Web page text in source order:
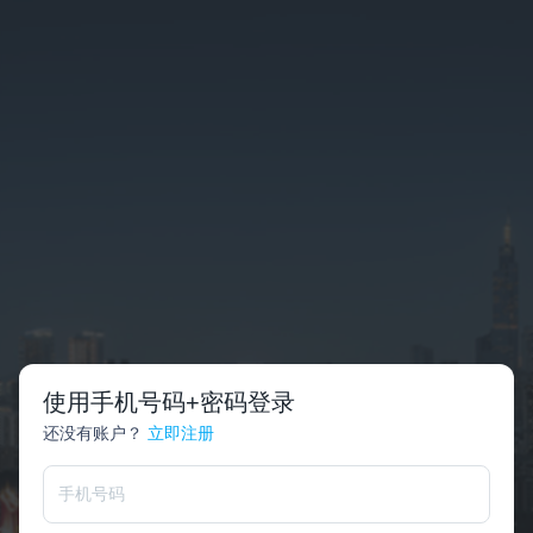
使用手机号码+密码登录
还没有账户？ 立即注册